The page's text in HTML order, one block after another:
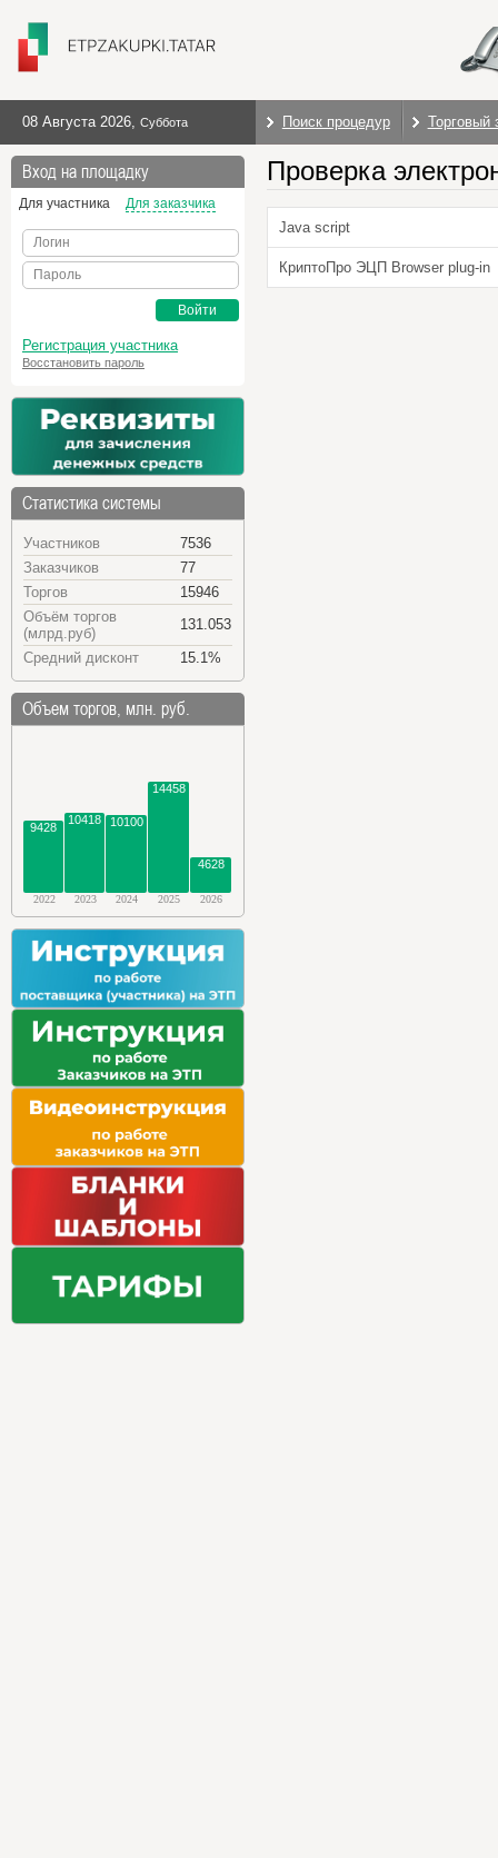
08 Августа 2026, Суббота Поиск процедур Торговый
Вход на площадку
Для участника Для заказчика
Логин
Пароль
Войти
Регистрация участника
Восстановить пароль
Статистика системы
Участников
7536
Заказчиков
77
Торгов
15946
Объём торгов
(млрд.руб)
131.053
Средний дисконт
15.1%
Объем торгов, млн. руб.
9428
10418 10100
14458
4628
2022 2023 2024 2025 2026
Проверка
Java script
КриптоПро ЭЦП Browser plug-in